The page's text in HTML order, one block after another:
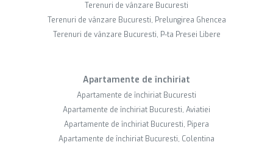
Terenuri de vânzare Bucuresti
Terenuri de vânzare Bucuresti, Prelungirea Ghencea
Terenuri de vânzare Bucuresti, P-ta Presei Libere
Apartamente de închiriat
Apartamente de închiriat Bucuresti
Apartamente de închiriat Bucuresti, Aviatiei
Apartamente de închiriat Bucuresti, Pipera
Apartamente de închiriat Bucuresti, Colentina